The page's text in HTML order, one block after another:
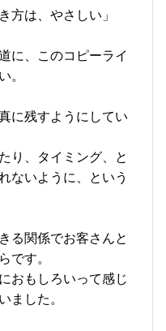
方は、やさしい」
に、このコピーライ
。
に残すようにしてい
り、タイミング、と
ないように、という
る関係でお客さんと
です。
おもしろいって感じ
ました。